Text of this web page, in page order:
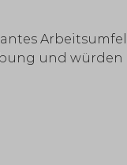
und würden